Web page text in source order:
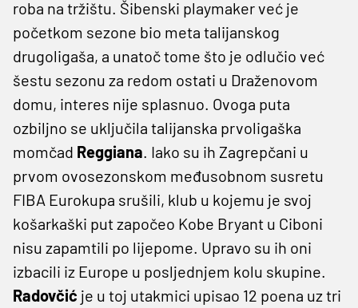
roba na tržištu. Šibenski playmaker već je
početkom sezone bio meta talijanskog
drugoligaša, a unatoč tome što je odlučio već
šestu sezonu za redom ostati u Draženovom
domu, interes nije splasnuo. Ovoga puta
ozbiljno se uključila talijanska prvoligaška
momčad Reggiana. Iako su ih Zagrepčani u
prvom ovosezonskom međusobnom susretu
FIBA Eurokupa srušili, klub u kojemu je svoj
košarkaški put započeo Kobe Bryant u Ciboni
nisu zapamtili po lijepome. Upravo su ih oni
izbacili iz Europe u posljednjem kolu skupine.
Radovčić je u toj utakmici upisao 12 poena uz tri